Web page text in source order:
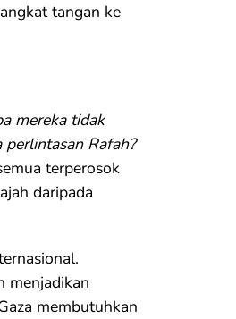
tangan ke
mereka tidak
Rafah?
terperosok
daripada
menjadikan
membutuhkan